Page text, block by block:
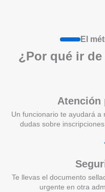
El
¿Por qué ir
Atención
Un funcionario te ayudará a
dudas sobre
Te llevas el documento
urgente en otra